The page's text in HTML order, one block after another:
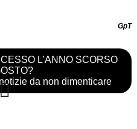
GpT
L’ANNO SCORSO
da non dimenticare